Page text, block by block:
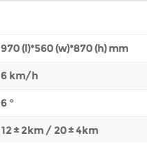
970 (l)*560 (w)*870 (h) mm
6 km/h
6 °
12 ± 2km / 20 ± 4km